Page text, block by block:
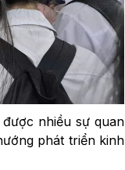
nhiều sự quan
phát triển kinh